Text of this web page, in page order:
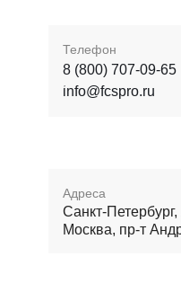
Адреса
Санкт-
Москва, пр-т
Телефон
8 (800) 707-09-65
info@fcspro.ru